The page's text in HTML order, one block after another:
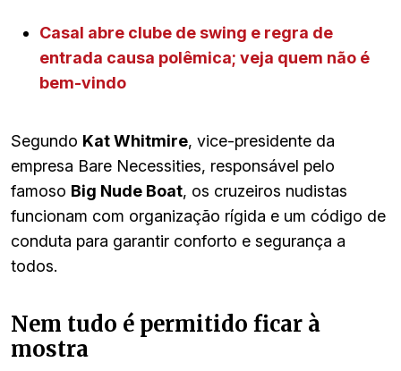
Casal abre clube de swing e regra de
entrada causa polêmica; veja quem não é
bem-vindo
Segundo Kat Whitmire, vice-presidente da
empresa Bare Necessities, responsável pelo
famoso Big Nude Boat, os cruzeiros nudistas
funcionam com organização rígida e um código de
conduta para garantir conforto e segurança a
todos.
Nem tudo é permitido ficar à
mostra